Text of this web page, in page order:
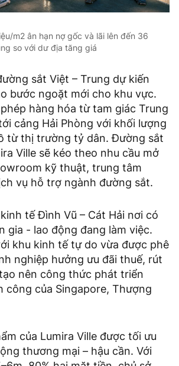
m2 ân hạn nợ gốc và lãi lên đến 36
so với dư địa tăng giá
sắt Việt – Trung dự kiến
bước ngoặt mới cho khu vực.
hàng hóa từ tam giác Trung
cảng Hải Phòng với khối lượng
từ thị trường tỷ dân. Đường sắt
Ville sẽ kéo theo nhu cầu mở
kỹ thuật, trung tâm
vụ hỗ trợ ngành đường sắt.
tế Đình Vũ – Cát Hải nơi có
gia - lao động đang làm việc.
khu kinh tế tự do vừa được phê
nghiệp hưởng ưu đãi thuế, rút
nên công thức phát triển
công của Singapore, Thượng
của Lumira Ville được tối ưu
thương mại – hậu cần. Với